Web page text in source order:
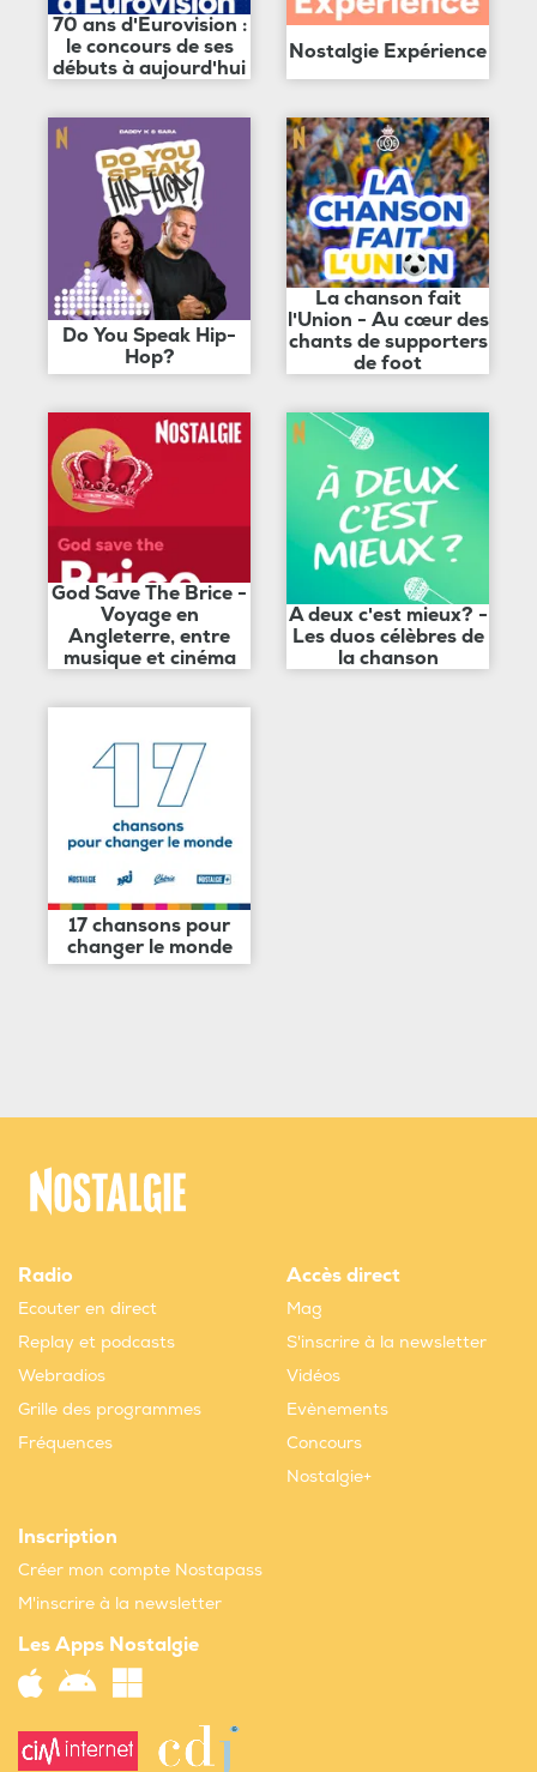
70 ans d'Eurovision :
le concours de ses
débuts à aujourd'hui
Nostalgie Expérience
Do You Speak Hip-
Hop?
La chanson fait
l'Union - Au cœur des
chants de supporters
de foot
God Save The Brice -
Voyage en
Angleterre, entre
musique et cinéma
A deux c'est mieux? -
Les duos célèbres de
la chanson
17 chansons pour
changer le monde
Radio
Ecouter en direct
Replay et podcasts
Webradios
Grille des programmes
Fréquences
Accès direct
Mag
S'inscrire à la newsletter
Vidéos
Evènements
Concours
Nostalgie+
Inscription
Créer mon compte Nostapass
M'inscrire à la newsletter
Les Apps Nostalgie